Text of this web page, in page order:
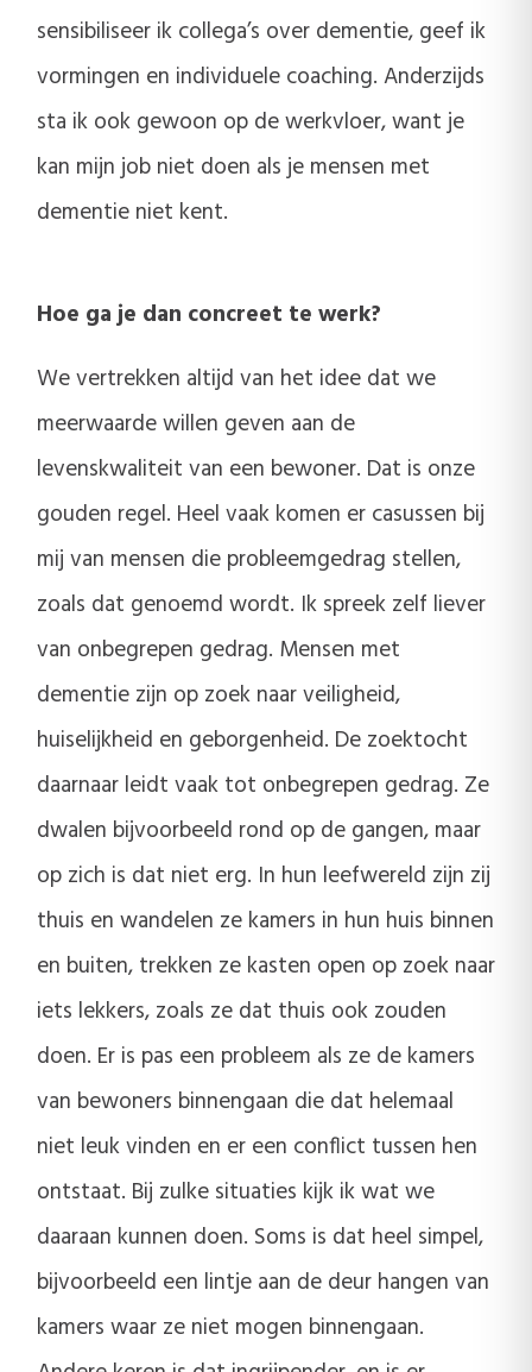
sensibiliseer ik collega’s over dementie, geef ik
vormingen en individuele coaching. Anderzijds
sta ik ook gewoon op de werkvloer, want je
kan mijn job niet doen als je mensen met
dementie niet kent.
Hoe ga je dan concreet te werk?
We vertrekken altijd van het idee dat we
meerwaarde willen geven aan de
levenskwaliteit van een bewoner. Dat is onze
gouden regel. Heel vaak komen er casussen bij
mij van mensen die probleemgedrag stellen,
zoals dat genoemd wordt. Ik spreek zelf liever
van onbegrepen gedrag. Mensen met
dementie zijn op zoek naar veiligheid,
huiselijkheid en geborgenheid. De zoektocht
daarnaar leidt vaak tot onbegrepen gedrag. Ze
dwalen bijvoorbeeld rond op de gangen, maar
op zich is dat niet erg. In hun leefwereld zijn zij
thuis en wandelen ze kamers in hun huis binnen
en buiten, trekken ze kasten open op zoek naar
iets lekkers, zoals ze dat thuis ook zouden
doen. Er is pas een probleem als ze de kamers
van bewoners binnengaan die dat helemaal
niet leuk vinden en er een conflict tussen hen
ontstaat. Bij zulke situaties kijk ik wat we
daaraan kunnen doen. Soms is dat heel simpel,
bijvoorbeeld een lintje aan de deur hangen van
kamers waar ze niet mogen binnengaan.